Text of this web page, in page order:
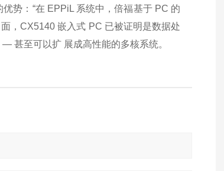
势：“在 EPPiL 系统中，倍福基于 PC 的
，CX5140 嵌入式 PC 已被证明是数据处
甚至可以扩 展成高性能的多核系统。